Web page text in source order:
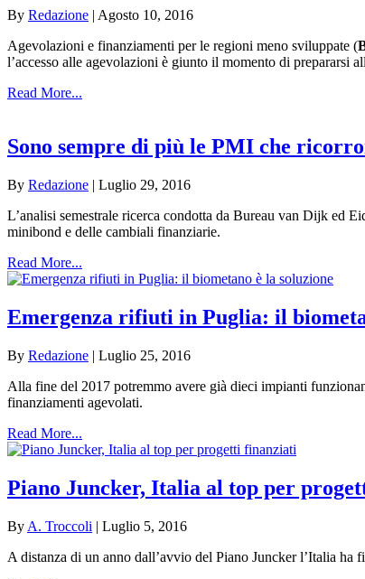
By Redazione | Agosto 10, 2016
Agevolazioni e finanziamenti per le regioni meno sviluppate (
l’accesso alle agevolazioni è giunto il momento di prepararsi
Read More...
Sono sempre di più le PMI che
By Redazione | Luglio 29, 2016
L’analisi semestrale ricerca condotta da Bureau van Dijk ed
minibond e delle cambiali finanziarie.
Read More...
Emergenza rifiuti in Puglia: il
By Redazione | Luglio 25, 2016
Alla fine del 2017 potremmo avere già dieci impianti
finanziamenti agevolati.
Read More...
Piano Juncker, Italia al top per
By A. Troccoli | Luglio 5, 2016
A distanza di un anno dall’avvio del Piano Juncker l’Italia